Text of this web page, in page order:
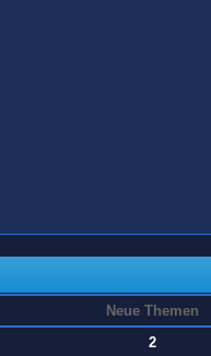
Neue Themen
2